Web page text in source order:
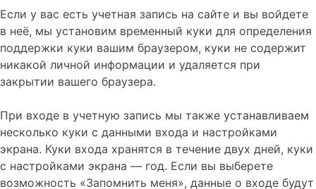
Если у вас есть учетная запись на сайте и вы войдете
в неё, мы установим временный куки для определения
поддержки куки вашим браузером, куки не содержит
никакой личной информации и удаляется при
закрытии вашего браузера.
При входе в учетную запись мы также устанавливаем
несколько куки с данными входа и настройками
экрана. Куки входа хранятся в течение двух дней, куки
с настройками экрана — год. Если вы выберете
возможность «Запомнить меня», данные о входе будут